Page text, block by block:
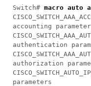
Switch# macro auto
accounting
authentication
authorization
parameters